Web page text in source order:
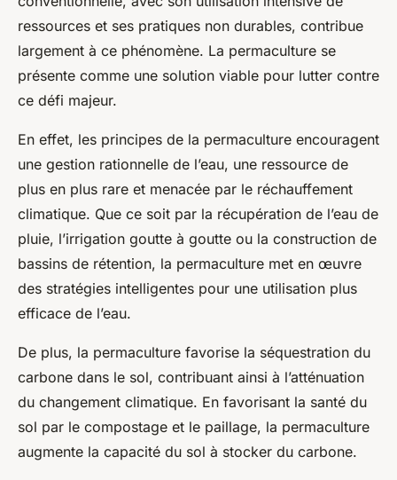
ressources et ses pratiques non durables, contribue
largement à ce phénomène. La permaculture se
présente comme une solution viable pour lutter contre
ce défi majeur.
En effet, les principes de la permaculture encouragent
une gestion rationnelle de l’eau, une ressource de
plus en plus rare et menacée par le réchauffement
climatique. Que ce soit par la récupération de l’eau de
pluie, l’irrigation goutte à goutte ou la construction de
bassins de rétention, la permaculture met en œuvre
des stratégies intelligentes pour une utilisation plus
efficace de l’eau.
De plus, la permaculture favorise la séquestration du
carbone dans le sol, contribuant ainsi à l’atténuation
du changement climatique. En favorisant la santé du
sol par le compostage et le paillage, la permaculture
augmente la capacité du sol à stocker du carbone.